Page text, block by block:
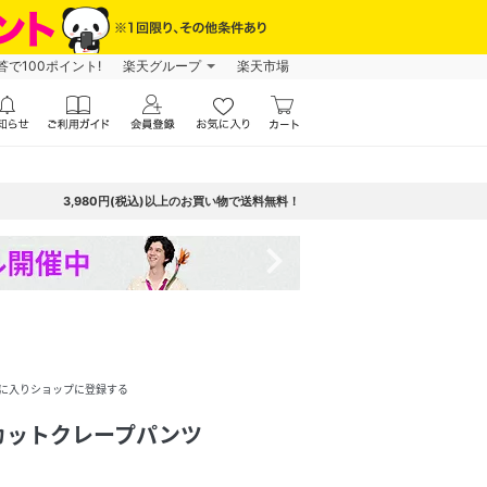
で100ポイント! 楽天グループ 楽天市場
3,980円(税込)以上のお買い物で送料無料！
入りショップに登録する
トクレープパンツ